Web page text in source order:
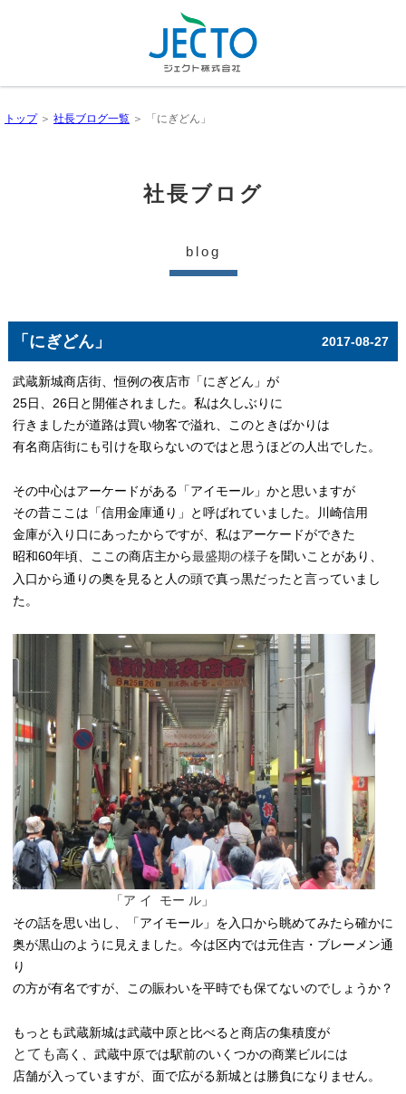
トップ＞ 社長ブログ一覧 ＞ 「にぎどん」
社長ブログ
blog
「にぎどん」 2017-08-27
武蔵新城商店街、恒例の夜店市「にぎどん」が
25日、26日と開催されました。私は久しぶりに
行きましたが道路は買い物客で溢れ、このときばかりは
有名商店街にも引けを取らないのではと思うほどの人出でした。
その中心はアーケードがある「アイモール」かと思いますが
その昔ここは「信用金庫通り」と呼ばれていました。川崎信用
金庫が入り口にあったからですが、私はアーケードができた
昭和60年頃、 ここの商店主から最盛期の様子を聞いことがあり、
入口から通りの奥を見ると人の頭で真っ黒だったと言っていまし
た。
「ア イ モー ル」
その話を思い出し、「アイモール」を入口から眺めてみたら確かに
奥が黒山のように見えました。今は区内では元住吉・ブレーメン通
り
の方が有名ですが、この賑わいを平時でも保てないのでしょうか？
もっとも武蔵新城は武蔵中原と比べると商店の集積度が
とても高く、武蔵中原では駅前のいくつかの商業ビルには
店舗が入っていますが、面で広がる新城とは勝負になりません。